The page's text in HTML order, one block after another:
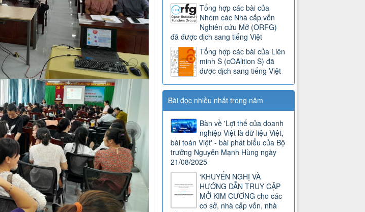
Tổng hợp các bài của
Nhóm các Nhà cấp vốn
Nghiên cứu Mở (ORFG)
đã được dịch sang tiếng Việt
Tổng hợp các bài của Liên
minh S (cOAlition S) đã
được dịch sang tiếng Việt
Bài đọc nhiều nhất trong năm
Bàn về 'Lợi thế của doanh
nghiệp Việt là dữ liệu Việt,
bài toán Việt' - bài phát biểu của Bộ
trưởng Nguyễn Mạnh Hùng ngày
21/08/2025
‘KHUYẾN NGHỊ VÀ
HƯỚNG DẪN TRUY CẬP
MỞ KIM CƯƠNG cho các
cơ sở, nhà cấp vốn, nhà